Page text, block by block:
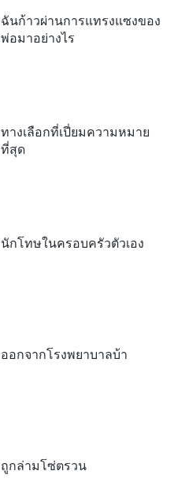
ฉันก้าวผ่านการแทรงแซงของ
พ่อมาอย่างไร
ทางเลือกที่เปี่ยมความหมาย
ที่สุด
นักโทษในครอบครัวตัวเอง
ออกจากโรงพยาบาลบ้า
ถูกล่ามโซ่ตรวน